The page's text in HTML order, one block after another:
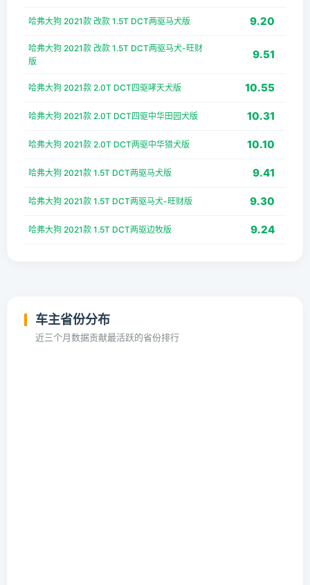
哈弗大狗 2021款 改款 1.5T DCT两驱马犬版 9.20
哈弗大狗 2021款 改款 1.5T DCT两驱马犬-旺财
版
9.51
哈弗大狗 2021款 2.0T DCT四驱哮天犬版 10.55
哈弗大狗 2021款 2.0T DCT四驱中华田园犬版 10.31
哈弗大狗 2021款 2.0T DCT两驱中华猎犬版 10.10
哈弗大狗 2021款 1.5T DCT两驱马犬版 9.41
哈弗大狗 2021款 1.5T DCT两驱马犬-旺财版 9.30
哈弗大狗 2021款 1.5T DCT两驱边牧版 9.24
车主省份分布
近三个月数据贡献最活跃的省份排行